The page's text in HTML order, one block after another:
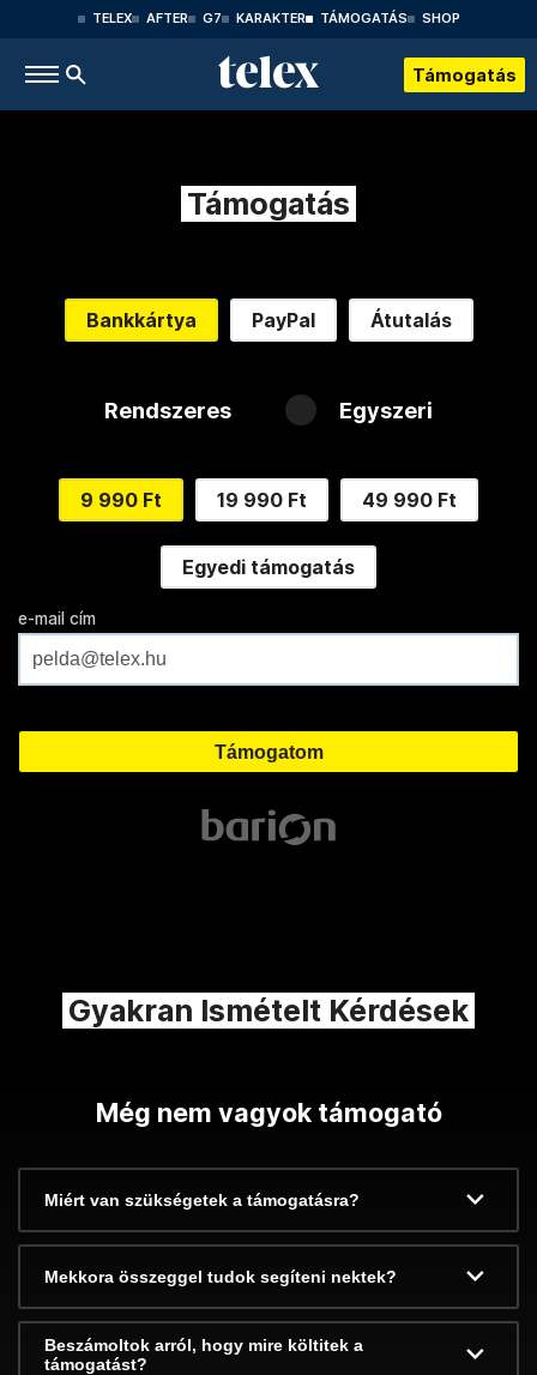
TELEX AFTER G7 KARAKTER TÁMOGATÁS SHOP
Támogatás
Támogatás
Bankkártya PayPal Átutalás
Rendszeres Egyszeri
9 990 Ft 19 990 Ft 49 990 Ft
Egyedi támogatás
e-mail cím
Gyakran Ismételt Kérdések
Még nem vagyok támogató
Miért van szükségetek a támogatásra?
Mekkora összeggel tudok segíteni nektek?
Beszámoltok arról, hogy mire költitek a
támogatást?